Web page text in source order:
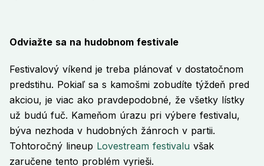
Odviažte sa na hudobnom festivale
Festivalový víkend je treba plánovať v dostatočnom
predstihu. Pokiaľ sa s kamošmi zobudíte týždeň pred
akciou, je viac ako pravdepodobné, že všetky lístky
už budú fuč. Kameňom úrazu pri výbere festivalu,
býva nezhoda v hudobných žánroch v partii.
Tohtoročný lineup Lovestream festivalu však
zaručene tento problém vyrieši.